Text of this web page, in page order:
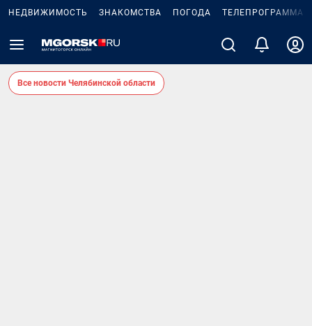
НЕДВИЖИМОСТЬ ЗНАКОМСТВА ПОГОДА ТЕЛЕПРОГРАММА
Все новости Челябинской области